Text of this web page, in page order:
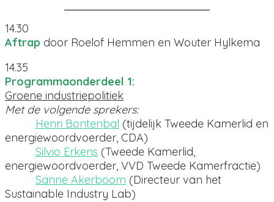
14.30
Aftrap door Roelof Hemmen en Wouter Hylkema
14.35
Programmaonderdeel 1:
Groene industriepolitiek
Met de volgende sprekers:
Henri Bontenbal (tijdelijk Tweede Kamerlid en
energiewoordvoerder, CDA)
Silvio Erkens (Tweede Kamerlid,
energiewoordvoerder, VVD Tweede Kamerfractie)
Sanne Akerboom (Directeur van het
Sustainable Industry Lab)